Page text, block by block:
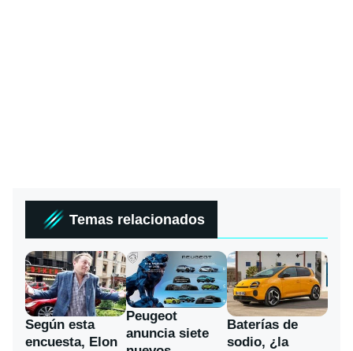
Temas relacionados
Según esta
encuesta, Elon
Peugeot
anuncia siete
Baterías de
sodio, ¿la